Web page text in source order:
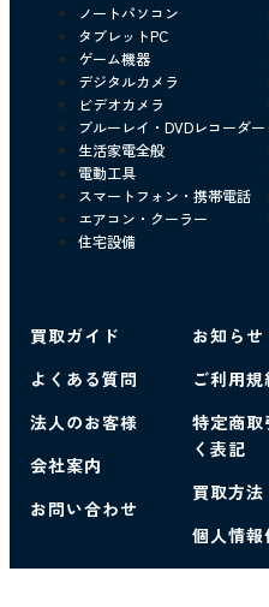
ノートパソコン
タブレットPC
ゲーム機器
デジタルカメラ
ビデオカメラ
ブルーレイ・DVDレコーダー
生活家電全般
電動工具
スマートフォン・携帯電話
エアコン・クーラー
住宅設備
買取ガイド
よくある質問
法人のお客様
会社案内
お問い合わせ
お知らせ
ご利用規
特定商
く表記
買取方法
個人情